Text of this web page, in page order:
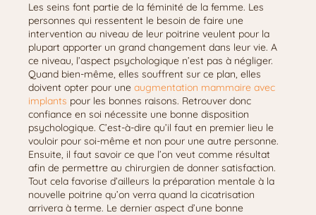
Les seins font partie de la féminité de la femme. Les
personnes qui ressentent le besoin de faire une
intervention au niveau de leur poitrine veulent pour la
plupart apporter un grand changement dans leur vie. A
ce niveau, l’aspect psychologique n’est pas à négliger.
Quand bien-même, elles souffrent sur ce plan, elles
doivent opter pour une augmentation mammaire avec
implants pour les bonnes raisons. Retrouver donc
confiance en soi nécessite une bonne disposition
psychologique. C’est-à-dire qu’il faut en premier lieu le
vouloir pour soi-même et non pour une autre personne.
Ensuite, il faut savoir ce que l’on veut comme résultat
afin de permettre au chirurgien de donner satisfaction.
Tout cela favorise d’ailleurs la préparation mentale à la
nouvelle poitrine qu’on verra quand la cicatrisation
arrivera à terme. Le dernier aspect d’une bonne